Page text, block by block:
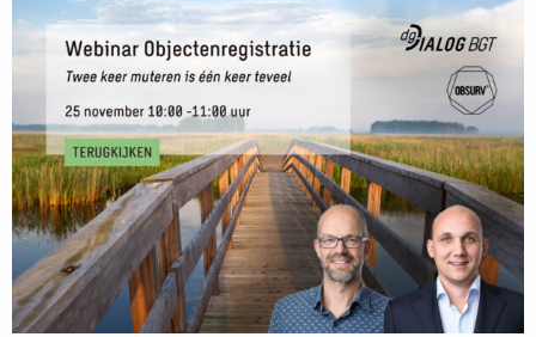
Straayer-
meer
over
nu
het
webinar
Objectenregistratie
terug